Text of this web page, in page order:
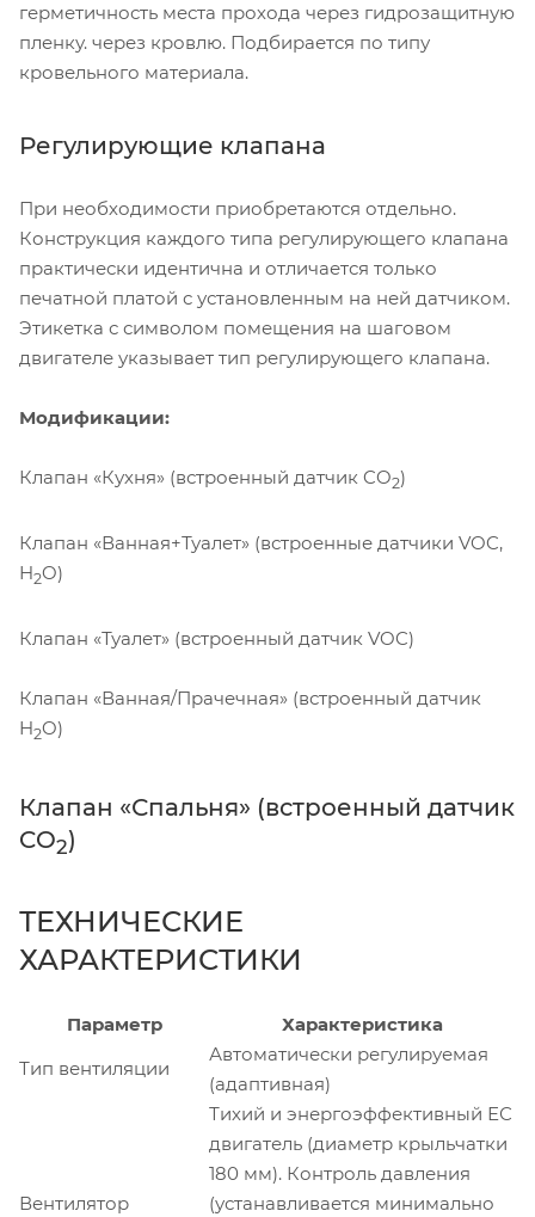
герметичность места прохода через гидрозащитную
пленку. через кровлю. Подбирается по типу
кровельного материала.
Регулирующие клапана
При необходимости приобретаются отдельно.
Конструкция каждого типа регулирующего клапана
практически идентична и отличается только
печатной платой с установленным на ней датчиком.
Этикетка с символом помещения на шаговом
двигателе указывает тип регулирующего клапана.
Модификации:
Клапан «Кухня» (встроенный датчик CO2)
Клапан «Ванная+Туалет» (встроенные датчики VOC,
H2O)
Клапан «Туалет» (встроенный датчик VOC)
Клапан «Ванная/Прачечная» (встроенный датчик
H2O)
Клапан «Спальня» (встроенный датчик
CO2)
ТЕХНИЧЕСКИЕ
ХАРАКТЕРИСТИКИ
Параметр
Характеристика
Тип вентиляции
Автоматически регулируемая
(адаптивная)
Вентилятор
Тихий и энергоэффективный ЕС
двигатель (диаметр крыльчатки
180 мм). Контроль давления
(устанавливается минимально